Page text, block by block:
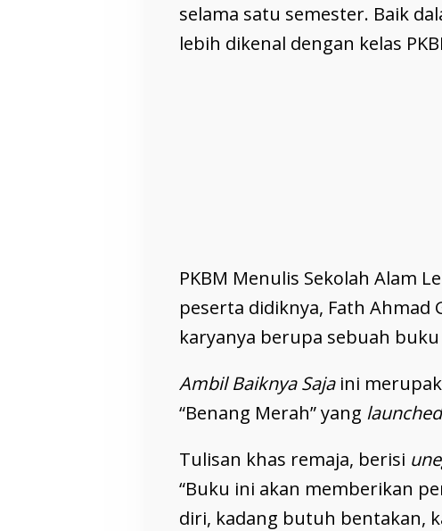
selama satu semester. Baik
lebih dikenal dengan kelas
PKBM Menulis Sekolah Alam
peserta didiknya, Fath Ahmad
karyanya berupa sebuah
Ambil Baiknya Saja ini
“Benang Merah” yang
Tulisan khas remaja, berisi
“Buku ini akan memberikan
diri, kadang butuh bentakan,